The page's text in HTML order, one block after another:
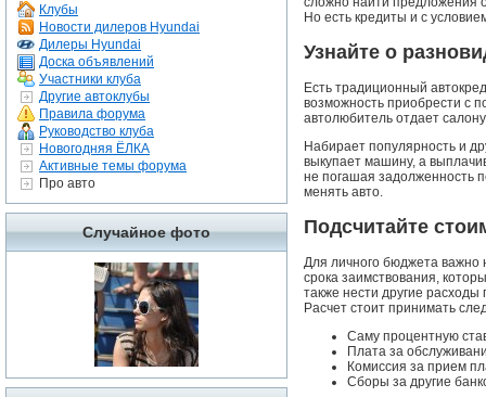
Клубы
Новости дилеров Hyundai
Дилеры Hyundai
Доска объявлений
Участники клуба
Другие автоклубы
Правила форума
Руководство клуба
Новогодняя ЁЛКА
Активные темы форума
Про авто
Случайное фото
Но есть кредиты и с
Узнайте о
Есть традиционный
возможность приобрести с
автолюбитель отдает
Набирает популярность и
выкупает машину, а
не погашая задолженность
менять авто.
Подсчитайте
Для личного бюджета важно
срока заимствования,
также нести другие
Расчет стоит принимать
Саму процентную
Плата за
Комиссия за прием
Сборы за другие